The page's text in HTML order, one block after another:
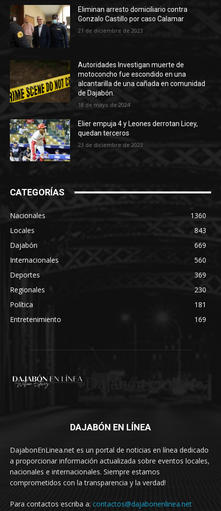
Eliminan arresto domiciliario contra
Gonzalo Castillo por caso Calamar
21 de diciembre de 2023
Autoridades Investigan muerte de
motoconcho fue escondido en una
alcantarilla de una cañada en comunidad
de Dajabón.
18 de mayo de 2024
Elier empuja 4 y Leones derrotan Licey,
quedan terceros
23 de diciembre de 2023
CATEGORÍAS
Nacionales
1360
Locales
843
Dajabón
669
Internacionales
560
Deportes
369
Regionales
230
Política
181
Entretenimiento
169
DAJABÓN EN LÍNEA
DajabonEnLinea.net es un portal de noticias en línea dedicado
a proporcionar información actualizada sobre eventos locales,
nacionales e internacionales. Siempre estamos
comprometidos con la transparencia y la verdad!
Para contactos escriba a: contactos@dajabonenlinea.net